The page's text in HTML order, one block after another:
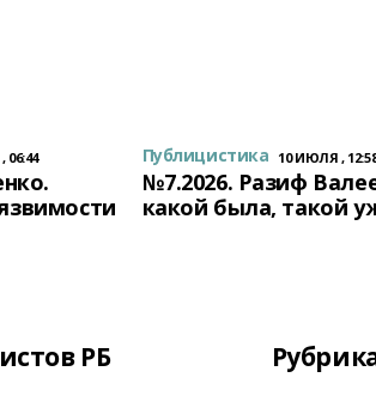
Публицистика 10 ИЮЛЯ ,
№7.2026. Разиф
какой была, такой
РБ